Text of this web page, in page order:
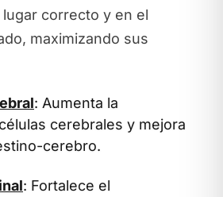
correcto y en el
maximizando sus
: Aumenta la
cerebrales y mejora
cerebro.
: Fortalece el